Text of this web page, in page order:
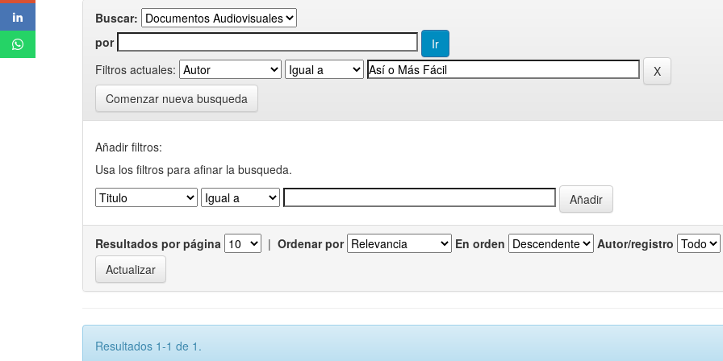
Buscar:
por
Filtros actuales:
Comenzar nueva busqueda
Añadir filtros:
Usa los filtros para afinar la busqueda.
Resultados por página | Ordenar por En orden Autor/registro
Resultados 1-1 de 1.